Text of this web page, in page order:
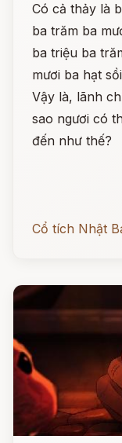
Có cả thảy là
ba trăm ba
ba triệu ba
mươi ba hạt
Vậy là, lãnh
sao ngươi có
đến như thế?
Cổ tích Nhật